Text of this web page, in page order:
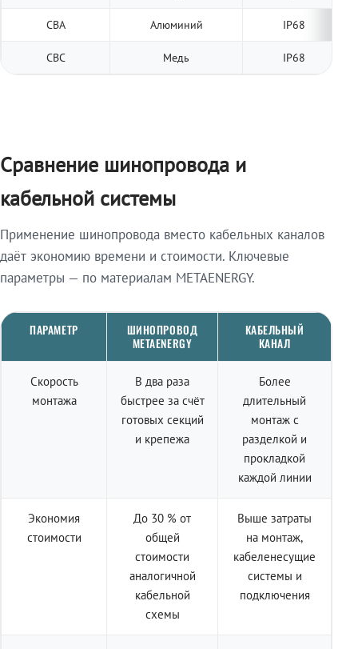
СВА Алюминий IP68
СВС Медь IP68
Сравнение шинопровода и
кабельной системы
Применение шинопровода вместо кабельных каналов
даёт экономию времени и стоимости. Ключевые
параметры — по материалам METAENERGY.
ПАРАМЕТР
ШИНОПРОВОД
METAENERGY
КАБЕЛЬНЫЙ
КАНАЛ
Скорость
монтажа
В два раза
быстрее за счёт
готовых секций
и крепежа
Более
длительный
монтаж с
разделкой и
прокладкой
каждой линии
Экономия
стоимости
До 30 % от
общей
стоимости
аналогичной
кабельной
схемы
Выше затраты
на монтаж,
кабеленесущие
системы и
подключения